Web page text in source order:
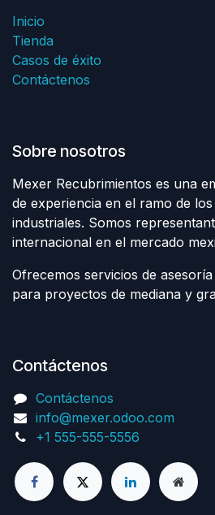
Inicio
Tienda
Casos de éxito
Contáctenos
Sobre nosotros
Mexer Recubrimientos es una
de experiencia en el ramo de
industriales. Somos
internacional en el mercado
Ofrecemos servicios de
para proyectos de mediana y
Contáctenos
Contáctenos
info@mexer.odoo.com
+1 555-555-5556